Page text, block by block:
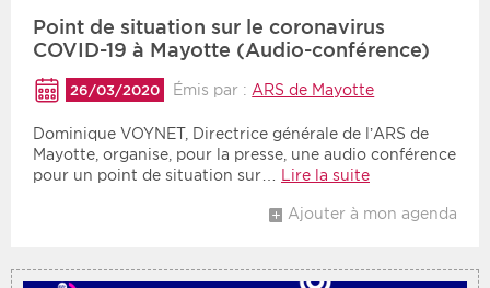
Protection sociale
Sanitaire
Médico-social
Choisir une zone
Période
Choisir une date de fin
Tri
Chronologique
Point de situation sur le coronavirus
COVID-19 à Mayotte (Audio-conférence)
26/03/2020 Émis par : ARS de Mayotte
Dominique VOYNET, Directrice générale de l’ARS de
Mayotte, organise, pour la presse, une audio conférence
pour un point de situation sur…
Lire la suite
Ajouter à mon agenda